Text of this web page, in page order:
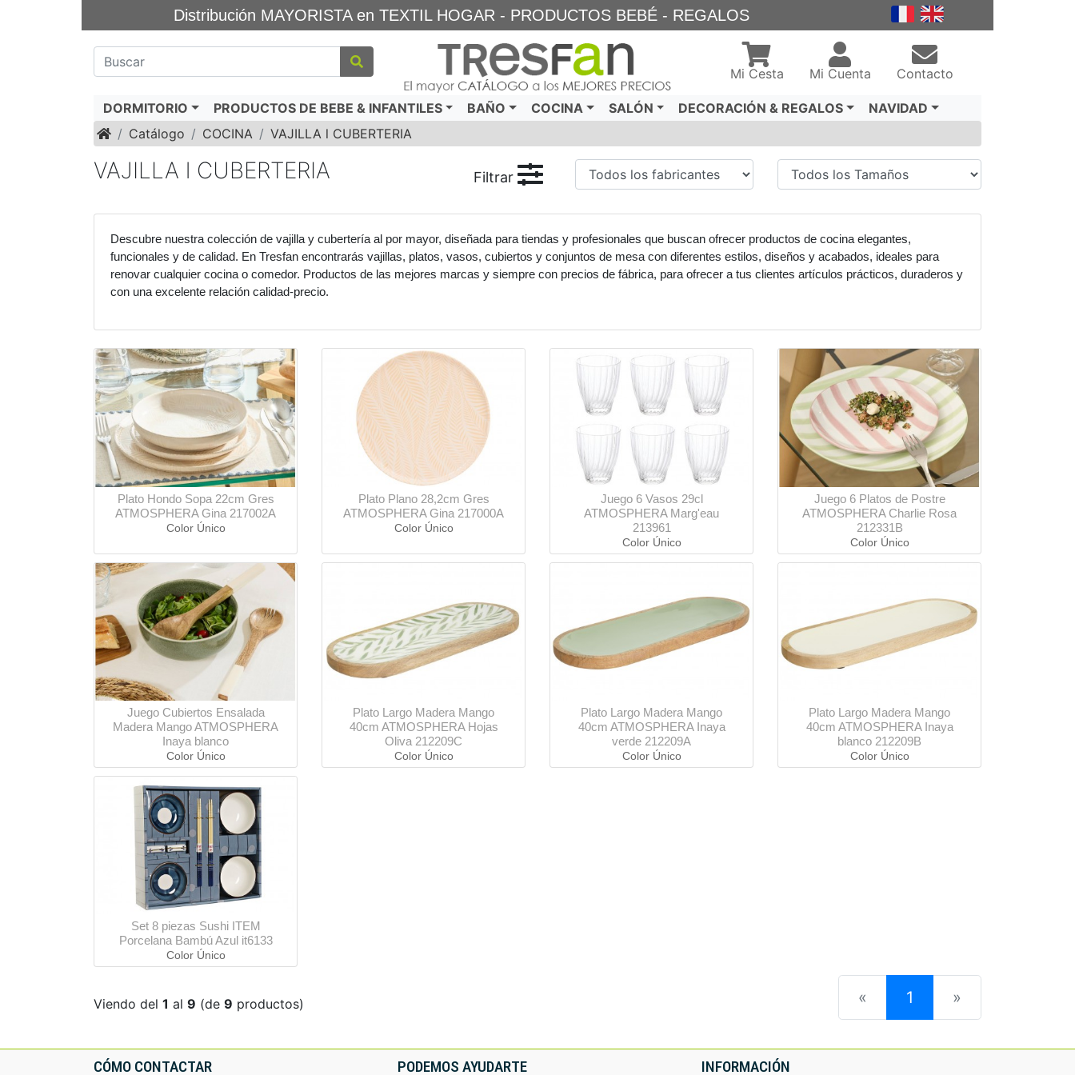
Distribución MAYORISTA en TEXTIL HOGAR - PRODUCTOS BEBÉ - REGALOS
Mi Cesta Mi Cuenta Contacto
DORMITORIO PRODUCTOS DE BEBE & INFANTILES BAÑO COCINA SALÓN DECORACIÓN & REGALOS
NAVIDAD
InicioCatálogo COCINA VAJILLA l CUBERTERIA
VAJILLA l CUBERTERIA Filtrar
Descubre nuestra colección de vajilla y cubertería al por mayor, diseñada para tiendas y profesionales que buscan ofrecer productos de cocina elegantes,
funcionales y de calidad. En Tresfan encontrarás vajillas, platos, vasos, cubiertos y conjuntos de mesa con diferentes estilos, diseños y acabados, ideales para
renovar cualquier cocina o comedor. Productos de las mejores marcas y siempre con precios de fábrica, para ofrecer a tus clientes artículos prácticos, duraderos y
con una excelente relación calidad-precio.
Plato Hondo Sopa 22cm Gres
ATMOSPHERA Gina 217002A
Color Único
Plato Plano 28,2cm Gres
ATMOSPHERA Gina 217000A
Color Único
Juego 6 Vasos 29cl
ATMOSPHERA Marg'eau
213961
Color Único
Juego 6 Platos de Postre
ATMOSPHERA Charlie Rosa
212331B
Color Único
Juego Cubiertos Ensalada
Madera Mango ATMOSPHERA
Inaya blanco
Color Único
Plato Largo Madera Mango
40cm ATMOSPHERA Hojas
Oliva 212209C
Color Único
Plato Largo Madera Mango
40cm ATMOSPHERA Inaya
verde 212209A
Color Único
Plato Largo Madera Mango
40cm ATMOSPHERA Inaya
blanco 212209B
Color Único
Set 8 piezas Sushi ITEM
Porcelana Bambú Azul it6133
Color Único
Viendo del 1 al 9 (de 9 productos) « 1 (current)
»
CÓMO CONTACTAR PODEMOS AYUDARTE INFORMACIÓN